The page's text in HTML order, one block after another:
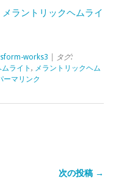
メラントリックヘムライ
works3 | タグ:
ライト , メラントリックヘム
ーマリンク
次の投稿 →